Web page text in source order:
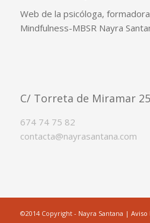
Web de la psicóloga,
Mindfulness-MBSR Nayra
C/ Torreta de Miramar
674 74 75 82
contacta@nayrasantana.com
©2014 Copyright - Nayra Santana | Aviso